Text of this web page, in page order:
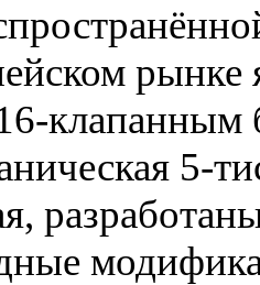
рынке
клапанным
5-